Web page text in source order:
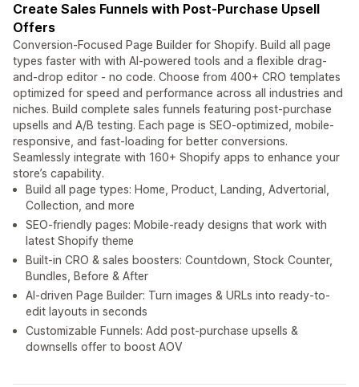
Create Sales Funnels with Post-Purchase Upsell
Offers
Conversion-Focused Page Builder for Shopify. Build all page
types faster with with AI-powered tools and a flexible drag-
and-drop editor - no code. Choose from 400+ CRO templates
optimized for speed and performance across all industries and
niches. Build complete sales funnels featuring post-purchase
upsells and A/B testing. Each page is SEO-optimized, mobile-
responsive, and fast-loading for better conversions.
Seamlessly integrate with 160+ Shopify apps to enhance your
store’s capability.
Build all page types: Home, Product, Landing, Advertorial,
Collection, and more
SEO-friendly pages: Mobile-ready designs that work with
latest Shopify theme
Built-in CRO & sales boosters: Countdown, Stock Counter,
Bundles, Before & After
AI-driven Page Builder: Turn images & URLs into ready-to-
edit layouts in seconds
Customizable Funnels: Add post-purchase upsells &
downsells offer to boost AOV